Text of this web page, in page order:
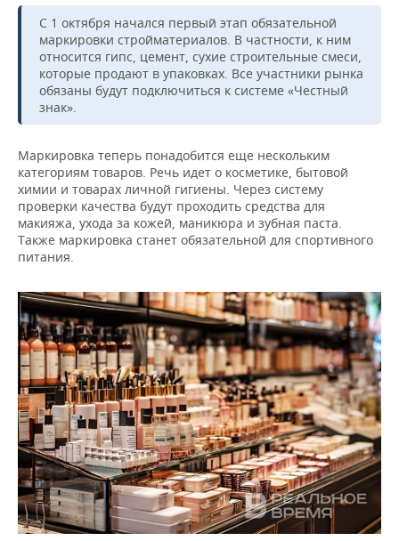
С 1 октября начался первый этап обязательной
маркировки стройматериалов. В частности, к ним
относится гипс, цемент, сухие строительные смеси,
которые продают в упаковках. Все участники рынка
обязаны будут подключиться к системе «Честный
знак».
Маркировка теперь понадобится еще нескольким
категориям товаров. Речь идет о косметике, бытовой
химии и товарах личной гигиены. Через систему
проверки качества будут проходить средства для
макияжа, ухода за кожей, маникюра и зубная паста.
Также маркировка станет обязательной для спортивного
питания.